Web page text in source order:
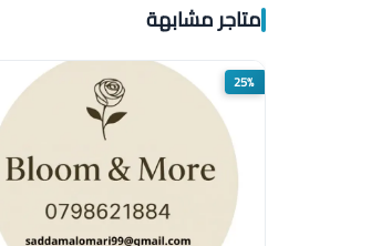
متاجر مشابهة
25%